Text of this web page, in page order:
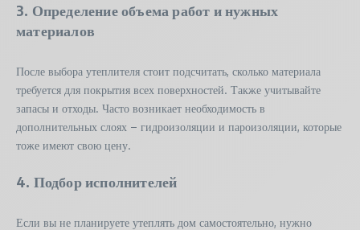
3. Определение объема работ и нужных
материалов
После выбора утеплителя стоит подсчитать, сколько материала
требуется для покрытия всех поверхностей. Также учитывайте
запасы и отходы. Часто возникает необходимость в
дополнительных слоях – гидроизоляции и пароизоляции, которые
тоже имеют свою цену.
4. Подбор исполнителей
Если вы не планируете утеплять дом самостоятельно, нужно